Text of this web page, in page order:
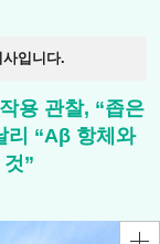
사입니다.
용 관찰, “좁은
리 “Aβ 항체와
”